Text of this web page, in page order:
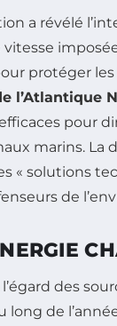
a révélé
protéger
l’Atlantique
pour
marins. La
« solutions
de
des
de